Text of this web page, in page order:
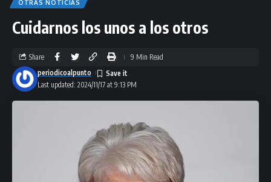
OTRAS NOTICIAS
Cuidarnos los unos a los otros
Last updated: 2024/11/17 at 9:13 PM
periodicoalpunto
Share 9 Min Read